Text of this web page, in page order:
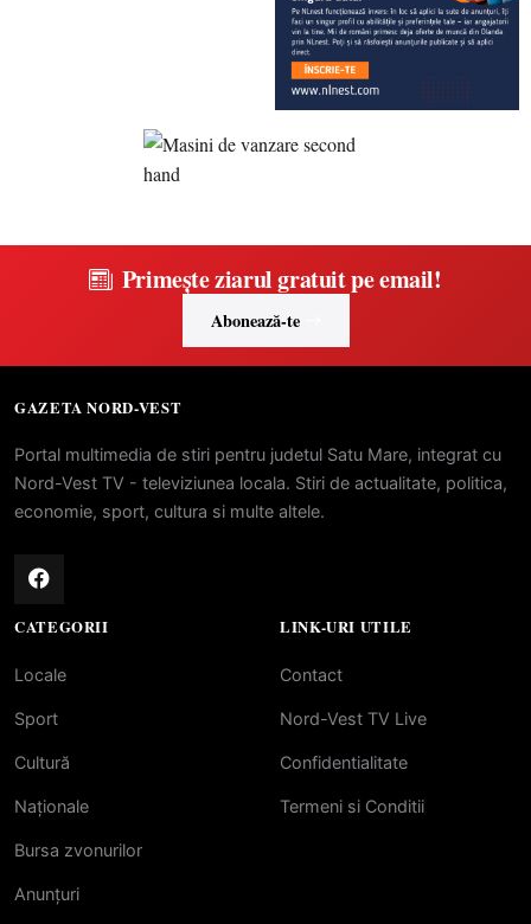
Primește ziarul gratuit pe email!
Abonează-te
GAZETA NORD-VEST
Portal multimedia de stiri pentru judetul Satu Mare, integrat cu
Nord-Vest TV - televiziunea locala. Stiri de actualitate, politica,
economie, sport, cultura si multe altele.
CATEGORII
Locale
Sport
Cultură
Naționale
Bursa zvonurilor
Anunțuri
LINK-URI UTILE
Contact
Nord-Vest TV Live
Confidentialitate
Termeni si Conditii